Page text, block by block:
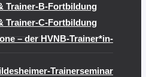
Trainer-B-Fortbildung
Trainer-C-Fortbildung
– der HVNB-Trainer*in-
Trainerseminar